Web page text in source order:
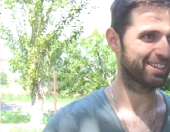
jasné, že se jisté konzumaci štáb
Vojtěcha Moravce to ale vůbec nevadí!